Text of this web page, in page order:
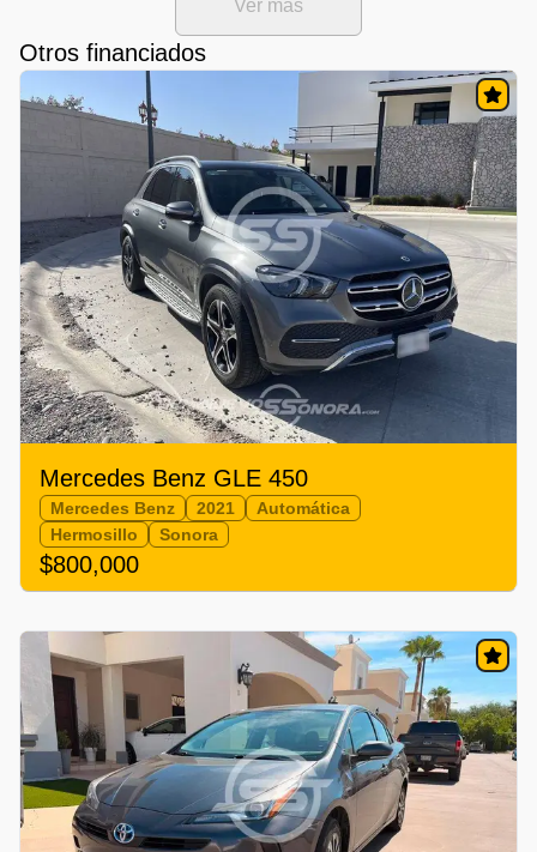
Ver mas
Otros financiados
Mercedes Benz GLE 450
Mercedes Benz 2021
Automática
Hermosillo
Sonora
$800,000